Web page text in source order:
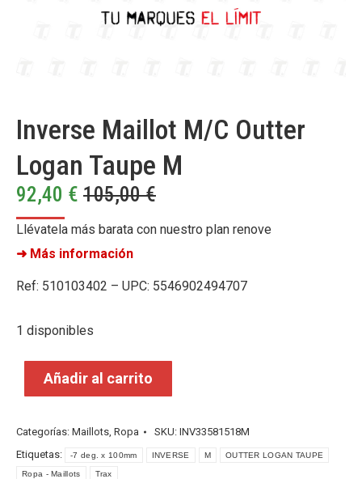
Inverse Maillot M/C Outter
Logan Taupe M
92,40 € 105,00€
Llévatela más barata con nuestro plan renove
➜ Más información
Ref: 510103402 – UPC: 5546902494707
1 disponibles
Añadir al carrito
Categorías: Maillots, Ropa SKU: INV33581518M
Etiquetas:
-7 deg. x 100mm INVERSE M OUTTER LOGAN TAUPE
Ropa - Maillots Trax